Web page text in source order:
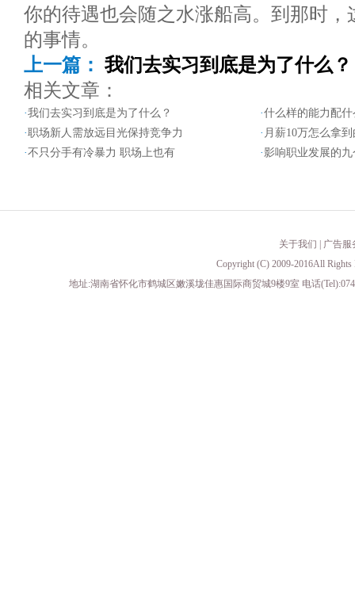
你的待遇也会随之水涨船高。到那时
的事情。
上一篇： 我们去实习到底是为了什么？
相关文章：
·我们去实习到底是为了什么？ ·什么样的能力配
·职场新人需放远目光保持竞争力 · 月薪10万怎么拿
·不只分手有冷暴力 职场上也有 ·影响职业发展的
关于我们
广告服
Copyright (C) 2009-2016All
地址:湖南省怀化市鹤城区嫩溪垅佳惠国际商贸城9楼9室 电话